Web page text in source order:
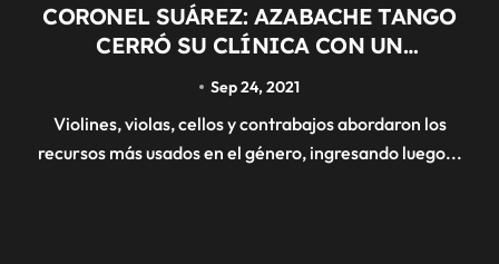
CORONEL SUÁREZ: AZABACHE TANGO
CERRÓ SU CLÍNICA CON UN
Sep 24, 2021
Violines, violas, cellos y contrabajos abordaron los
recursos más usados en el género, ingresando luego...